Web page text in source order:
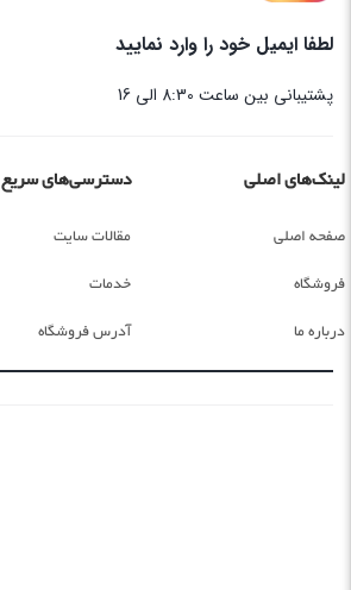
لطفا ایمیل خود را وارد نمایید
پشتیبانی بین ساعت 8:30 الی 16
لینک‌های اصلی
صفحه اصلی
فروشگاه
درباره ما
دسترسی‌های سریع
مقالات سایت
خدمات
آدرس فروشگاه